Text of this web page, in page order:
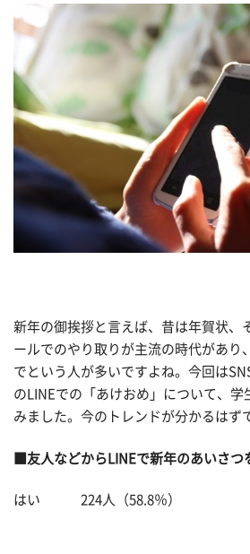
新年の御挨拶と言えば、昔は年賀状、
ールでのやり取りが主流の時代があり
でという人が多いですよね。今回は
のLINEでの「あけおめ」について、学
みました。今のトレンドが分かるはず
■友人などからLINEで新年のあいさつ
はい 224人（58.8％）